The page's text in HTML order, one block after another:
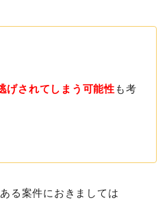
げされてしまう可能性 も考
る案件におきましては